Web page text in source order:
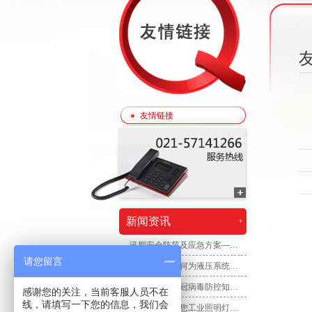
友情链接
+
新闻资讯
汛期安全防范及应急方案——防汛应急排涝方舱
液压灯塔——何为液压系统，液压灯塔的组成
如何预防？新冠病毒防控知识问答
荣攀照明告诉您工业照明灯如何选择
请您留言
感谢您的关注，当前客服人员不在
线，请填写一下您的信息，我们会